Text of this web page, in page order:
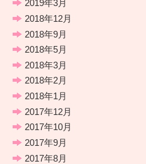
2019年3月
2018年12月
2018年9月
2018年5月
2018年3月
2018年2月
2018年1月
2017年12月
2017年10月
2017年9月
2017年8月